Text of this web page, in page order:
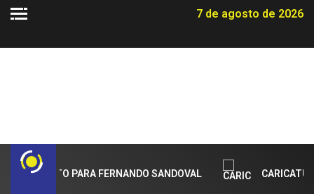
7 de agosto de 2026
PARA FERNANDO SANDOVAL